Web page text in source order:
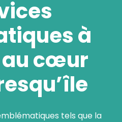
à
au cœur
tels que la